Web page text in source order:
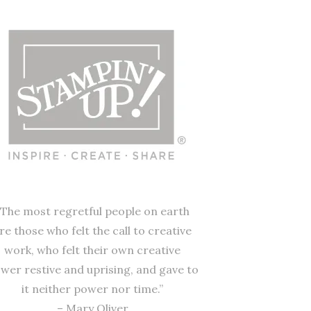
most regretful people on earth
those who felt the call to creative
work, who felt their own creative
restive and uprising, and gave to
it neither power nor time.”
– Mary Oliver